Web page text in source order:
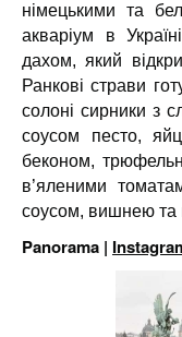
німецькими та
акваріум в
дахом, який
Ранкові страви
солоні сирники з
соусом песто,
беконом,
в’яленими
соусом, вишнею та
Panorama |